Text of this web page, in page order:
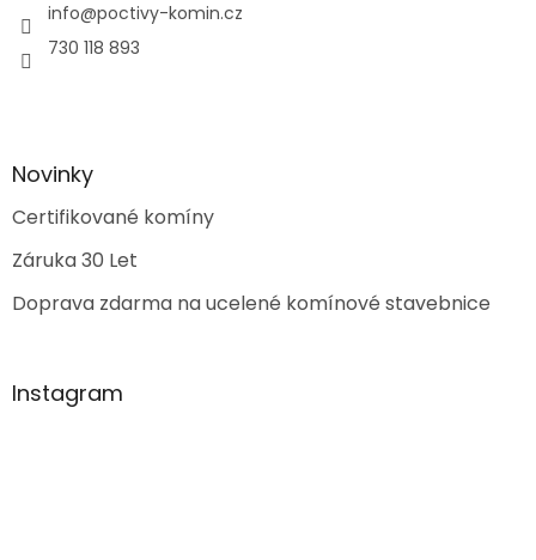
info@poctivy-komin.cz
730 118 893
Novinky
Certifikované komíny
Záruka 30 Let
Doprava zdarma na ucelené komínové stavebnice
Instagram